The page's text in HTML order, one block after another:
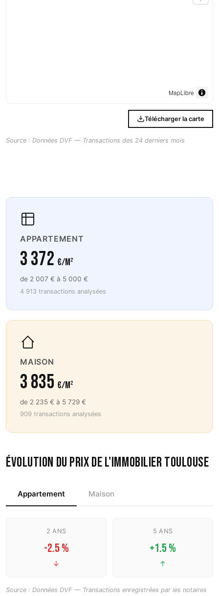
MapLibre
Télécharger la carte
Source : Données DVF — Transactions des 24 derniers mois
APPARTEMENT
3 372 €/m²
de 2 007 € à 5 000 €
4 913 transactions analysées
MAISON
3 835 €/m²
de 2 235 € à 5 729 €
909 transactions analysées
Évolution du prix de l'immobilier Toulouse
Appartement Maison
2 ANS
-2.5 %
↓
5 ANS
+1.5 %
↑
Source : Données DVF — Transactions enregistrées par les notaires